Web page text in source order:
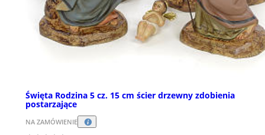
Święta Rodzina 5 cz. 15 cm ścier drzewny zdobienia
postarzające
NA ZAMÓWIENIE